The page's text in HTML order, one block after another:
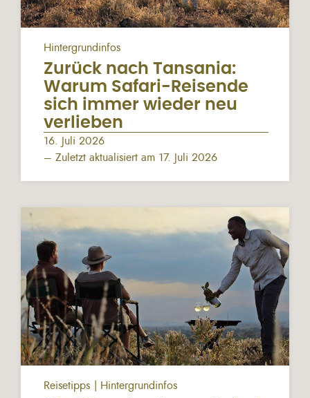
Hintergrundinfos
Zurück nach Tansania:
Warum Safari-Reisende
sich immer wieder neu
verlieben
16. Juli 2026
– Zuletzt aktualisiert am 17. Juli 2026
Reisetipps Hintergrundinfos